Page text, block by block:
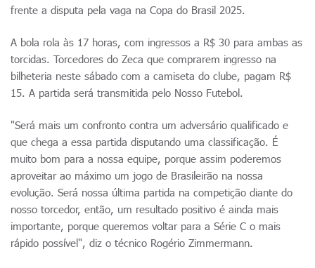
frente a disputa pela vaga na Copa do Brasil 2025.
A bola rola às 17 horas, com ingressos a R$ 30 para ambas as
torcidas. Torcedores do Zeca que comprarem ingresso na
bilheteria neste sábado com a camiseta do clube, pagam R$
15. A partida será transmitida pelo Nosso Futebol.
"Será mais um confronto contra um adversário qualificado e
que chega a essa partida disputando uma classificação. É
muito bom para a nossa equipe, porque assim poderemos
aproveitar ao máximo um jogo de Brasileirão na nossa
evolução. Será nossa última partida na competição diante do
nosso torcedor, então, um resultado positivo é ainda mais
importante, porque queremos voltar para a Série C o mais
rápido possível", diz o técnico Rogério Zimmermann.